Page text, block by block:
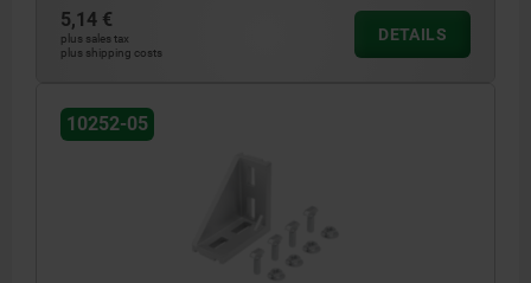
5,14 €
plus sales tax
plus shipping costs
DETAILS
10252-05